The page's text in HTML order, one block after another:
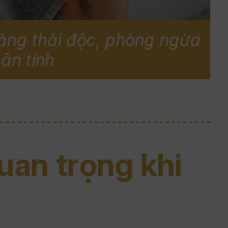
thải độc, phòng ngừa
tính
trọng khi